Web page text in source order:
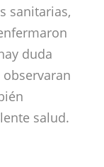
sanitarias,
duda
salud.